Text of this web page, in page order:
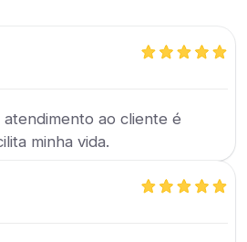
atendimento ao cliente é
minha vida.